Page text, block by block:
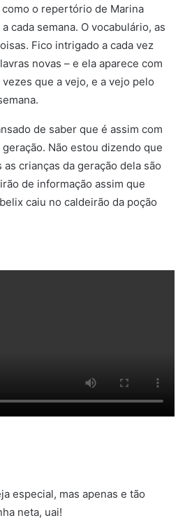
o repertório de Marina
cada semana. O vocabulário, as
Fico intrigado a cada vez
novas – e ela aparece com
que a vejo, e a vejo pelo
de saber que é assim com
Não estou dizendo que
crianças da geração dela são
de informação assim que
caiu no caldeirão da poção
especial, mas apenas e tão
neta, uai!